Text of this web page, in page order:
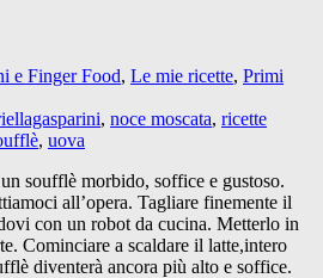
e Finger Food, Le mie ricette, Primi
, noce moscata, ricette
, uova
soufflè morbido, soffice e gustoso.
all’opera. Tagliare finemente il
con un robot da cucina. Metterlo in
Cominciare a scaldare il latte,intero
diventerà ancora più alto e soffice.